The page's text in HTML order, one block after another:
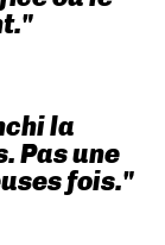
la
Pas une
fois."